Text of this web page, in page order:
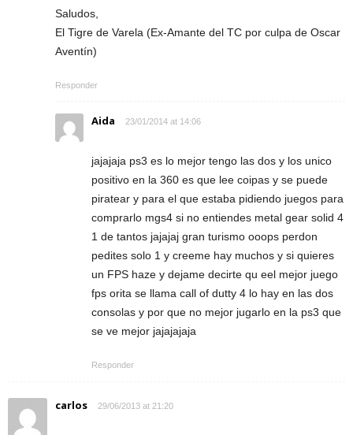
Saludos,
El Tigre de Varela (Ex-Amante del TC por culpa de Oscar
Aventín)
Responder
Aida 23/01/2014 at 14:06
jajajaja ps3 es lo mejor tengo las dos y los unico
positivo en la 360 es que lee coipas y se puede
piratear y para el que estaba pidiendo juegos para
comprarlo mgs4 si no entiendes metal gear solid 4
1 de tantos jajajaj gran turismo ooops perdon
pedites solo 1 y creeme hay muchos y si quieres
un FPS haze y dejame decirte qu eel mejor juego
fps orita se llama call of dutty 4 lo hay en las dos
consolas y por que no mejor jugarlo en la ps3 que
se ve mejor jajajajaja
Responder
carlos 29/06/2013 at 21:20